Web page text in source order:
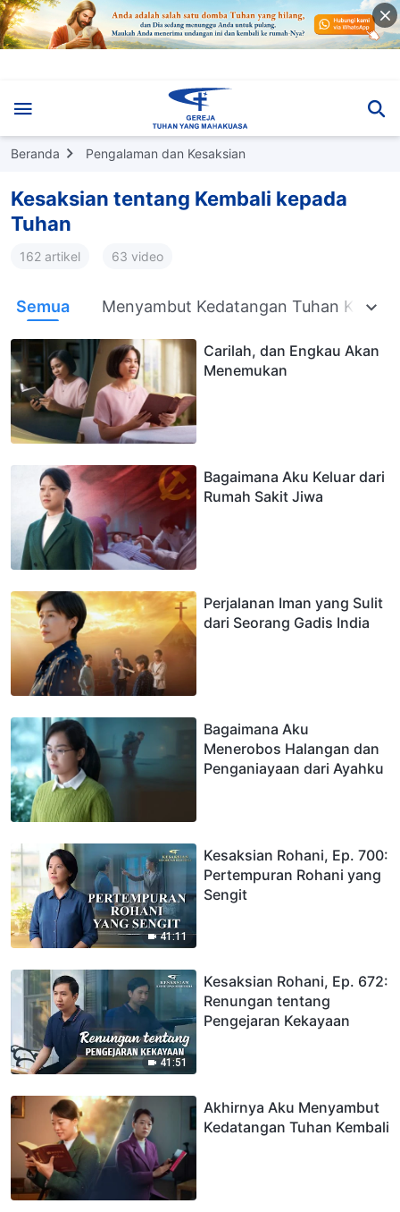
Beranda Pengalaman dan Kesaksian
Kesaksian tentang Kembali kepada
Tuhan
162 artikel 63 video
Semua Menyambut Kedatangan Tuhan
Carilah, dan Engkau Akan
Menemukan
Bagaimana Aku Keluar dari
Rumah Sakit Jiwa
Perjalanan Iman yang Sulit
dari Seorang Gadis India
Bagaimana Aku
Menerobos Halangan dan
Penganiayaan dari Ayahku
41:11
Kesaksian Rohani, Ep. 700:
Pertempuran Rohani yang
Sengit
41:51
Kesaksian Rohani, Ep. 672:
Renungan tentang
Pengejaran Kekayaan
Akhirnya Aku Menyambut
Kedatangan Tuhan Kembali